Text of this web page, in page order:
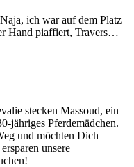
ich war auf dem Platz
Hand piaffiert, Travers…
stecken Massoud, ein
jähriges Pferdemädchen.
und möchten Dich
unsere